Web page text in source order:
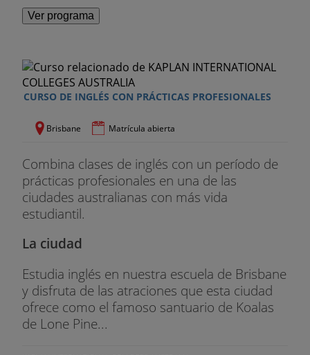
Ver programa
CURSO DE INGLÉS CON PRÁCTICAS PROFESIONALES
Brisbane Matrícula abierta
Combina clases de inglés con un período de
prácticas profesionales en una de las
ciudades australianas con más vida
estudiantil.
La ciudad
Estudia inglés en nuestra escuela de Brisbane
y disfruta de las atraciones que esta ciudad
ofrece como el famoso santuario de Koalas
de Lone Pine...